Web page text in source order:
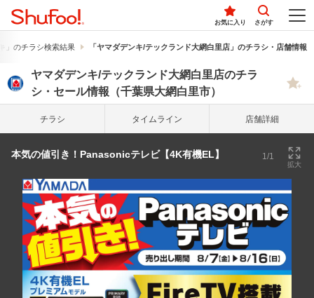
お気に入り さがす
」のチラシ検索結果 「ヤマダデンキ/テックランド大網白里店」のチラシ・店舗情報
ヤマダデンキ/テックランド大網白里店のチラ
シ・セール情報（千葉県大網白里市）
チラシ タイム ライン 店舗詳細
本気の値引き！Panasonicテレビ【4K有機EL】 1/1
拡大